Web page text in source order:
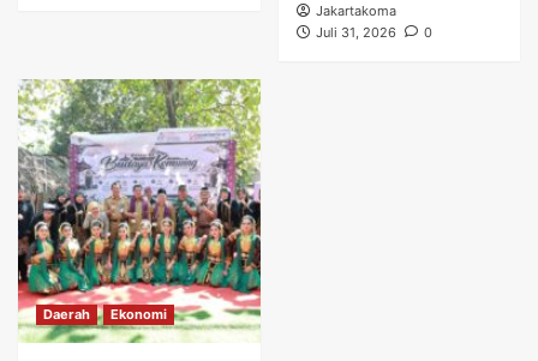
Jakartakoma
Juli 31, 2026
0
Daerah Ekonomi